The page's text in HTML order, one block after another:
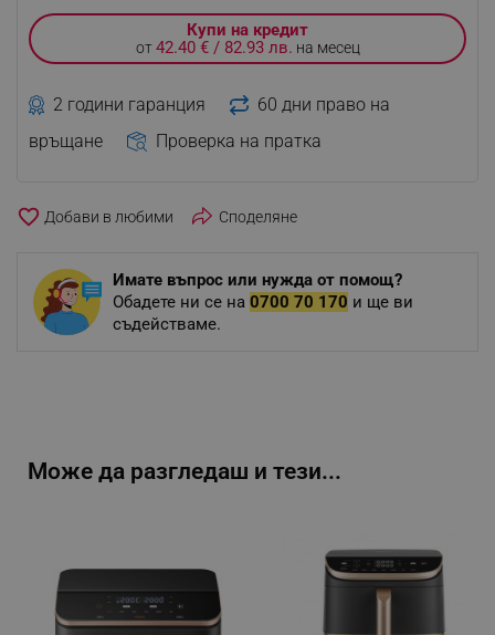
Купи на кредит
от42.40 € / 82.93 лв. на месец
2 години гаранция
60 дни право на
връщане
Проверка на пратка
favorite_border Споделяне
Имате въпрос или нужда от помощ?
Обадете ни се на 0700 70 170 и ще ви
съдействаме.
Може да разгледаш и тези...